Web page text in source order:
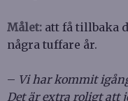
Målet: att få tillbaka
några tuffare år.
– Vi har kommit
Det är extra roligt att